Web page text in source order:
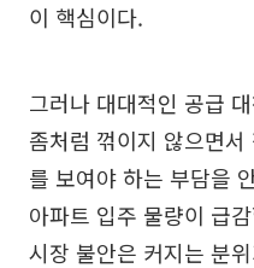
이 핵심이다.
그러나 대대적인 공급
좀처럼 꺾이지 않으면
를 보여야 하는 부담을
아파트 입주 물량이 급
시장 불안은 커지는 분